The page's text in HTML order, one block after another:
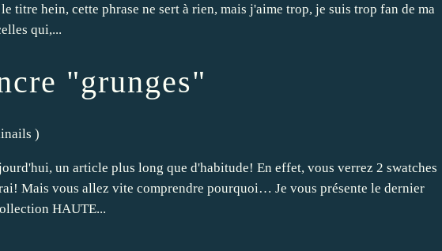
titre hein, cette phrase ne sert à rien, mais j'aime trop, je suis trop fan de ma
qui,...
"grunges"
)
un article plus long que d'habitude! En effet, vous verrez 2 swatches
Mais vous allez vite comprendre pourquoi… Je vous présente le dernier
HAUTE...